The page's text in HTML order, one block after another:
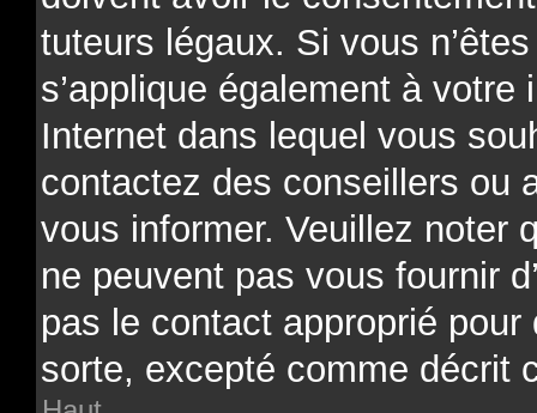
tuteurs légaux. Si vous
s’applique également à
Internet dans lequel vous
contactez des conseillers ou
vous informer. Veuillez noter
ne peuvent pas vous fournir
pas le contact approprié
sorte, excepté comme décrit